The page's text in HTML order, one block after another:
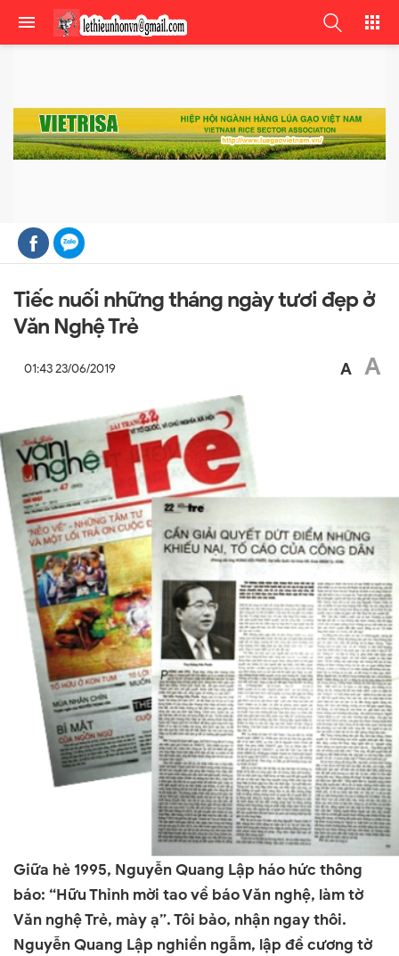
Tiếc nuối những tháng ngày tươi đẹp ở
Văn Nghệ Trẻ
01:43 23/06/2019 A A
Giữa hè 1995, Nguyễn Quang Lập háo hức thông
báo: “Hữu Thỉnh mời tao về báo Văn nghệ, làm tờ
Văn nghệ Trẻ, mày ạ”. Tôi bảo, nhận ngay thôi.
Nguyễn Quang Lập nghiền ngẫm, lập đề cương tờ